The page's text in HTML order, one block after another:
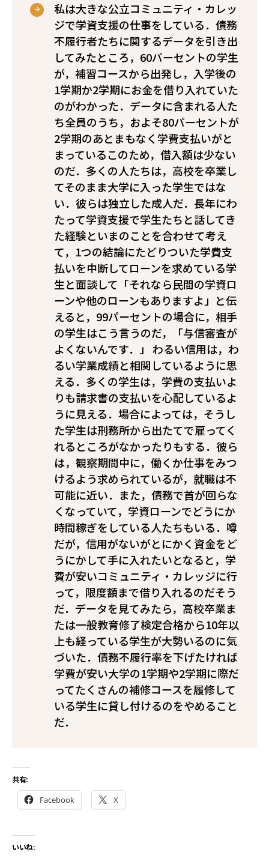
私は大きな公立コミュニティ・カレッ
ジで学資支援の仕事をしている．債務
不履行者たちに関するデータを引き出
してみたところ，60パーセントの学生
が，補習コースから出発し，入学後の
1学期か2学期にお金を借り入れていた
のがわかった．データに含まれる人た
ち全員のうち，およそ80パーセントが
2学期のあとまもなく学費支払いがと
まっている――このため，借入額は少ない
のだ．多くの人たちは，高校を卒業し
てそのまま大学に入った学生ではな
い．彼らは独立した成人だ．長年にわ
たって学資支援で学生たちと話してき
た経験といまのことを合わせて考え
て，1つの結論にたどりついた――学費支
払いを中断してローンを求めている学
生と面談して「それなら民間の学資ロ
ーンや他のローンもありますよ」と伝
えると，99パーセントの場合に，相手
の学生はこう言うのだ，「与信審査が
よくないんです．」 わるい信用は，わ
るい学業成績と相関しているように思
える．多くの学生は，学費の支払いよ
りも請求書の支払いを心配しているよ
うに見える．場合によっては，そうし
た学生は刑務所から出たてで雇ってく
れるところがなかったりもする．彼ら
は，観察期間中に，働くか仕事をみつ
けるよう求められているが，就職は不
可能に近い．また，債務で首が回らな
くなっていて，学資ローンでどうにか
時間稼ぎをしている人たちもいる．噂
だが，信用がないがとにかく資金をど
うにかして手に入れたいとなると，学
費が安いコミュニティ・カレッジに行
って，限度額まで借り入れるのだそう
だ．データを見てみたら，高校卒業ま
たは一般教育修了検定合格から10年以
上も経っている学生が大勢いるのに気
づいた．債務不履行率を下げたければ――
学費が安い大学の1学期や2学期に際だ
ってたくさんの補修コースを履修して
いる学生に貸し付けるのをやめること
だ．
共有:
Facebook X
いいね: